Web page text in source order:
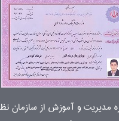
و آموزش از سازمان